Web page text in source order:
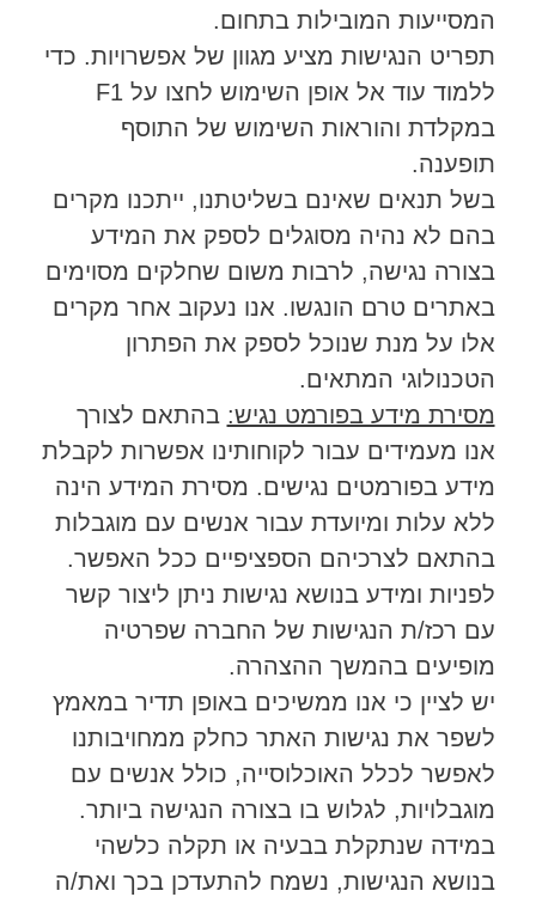
המסייעות המובילות בתחום.
תפריט הנגישות מציע מגוון של אפשרויות. כדי
ללמוד עוד אל אופן השימוש לחצו על F1
במקלדת והוראות השימוש של התוסף
תופענה.
בשל תנאים שאינם בשליטתנו, ייתכנו מקרים
בהם לא נהיה מסוגלים לספק את המידע
בצורה נגישה, לרבות משום שחלקים מסוימים
באתרים טרם הונגשו. אנו נעקוב אחר מקרים
אלו על מנת שנוכל לספק את הפתרון
הטכנולוגי המתאים.
מסירת מידע בפורמט נגיש: בהתאם לצורך
אנו מעמידים עבור לקוחותינו אפשרות לקבלת
מידע בפורמטים נגישים. מסירת המידע הינה
ללא עלות ומיועדת עבור אנשים עם מוגבלות
בהתאם לצרכיהם הספציפיים ככל האפשר.
לפניות ומידע בנושא נגישות ניתן ליצור קשר
עם רכז/ת הנגישות של החברה שפרטיה
מופיעים בהמשך ההצהרה.
יש לציין כי אנו ממשיכים באופן תדיר במאמץ
לשפר את נגישות האתר כחלק ממחויבותנו
לאפשר לכלל האוכלוסייה, כולל אנשים עם
מוגבלויות, לגלוש בו בצורה הנגישה ביותר.
במידה שנתקלת בבעיה או תקלה כלשהי
בנושא הנגישות, נשמח להתעדכן בכך ואת/ה